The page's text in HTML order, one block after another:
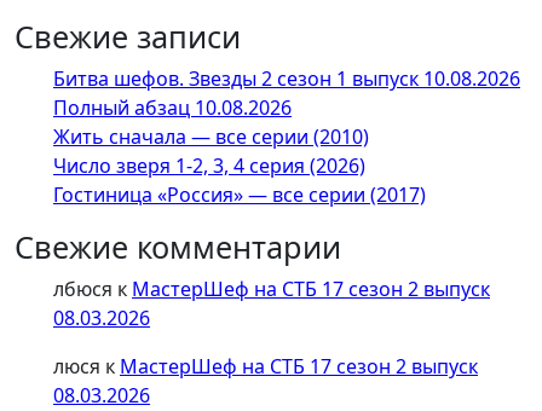
Свежие записи
Битва шефов. Звезды 2 сезон 1 выпуск 10.08.2026
Полный абзац 10.08.2026
Жить сначала — все серии (2010)
Число зверя 1-2, 3, 4 серия (2026)
Гостиница «Россия» — все серии (2017)
Свежие комментарии
лбюся к МастерШеф на СТБ 17 сезон 2 выпуск
08.03.2026
люся к МастерШеф на СТБ 17 сезон 2 выпуск
08.03.2026